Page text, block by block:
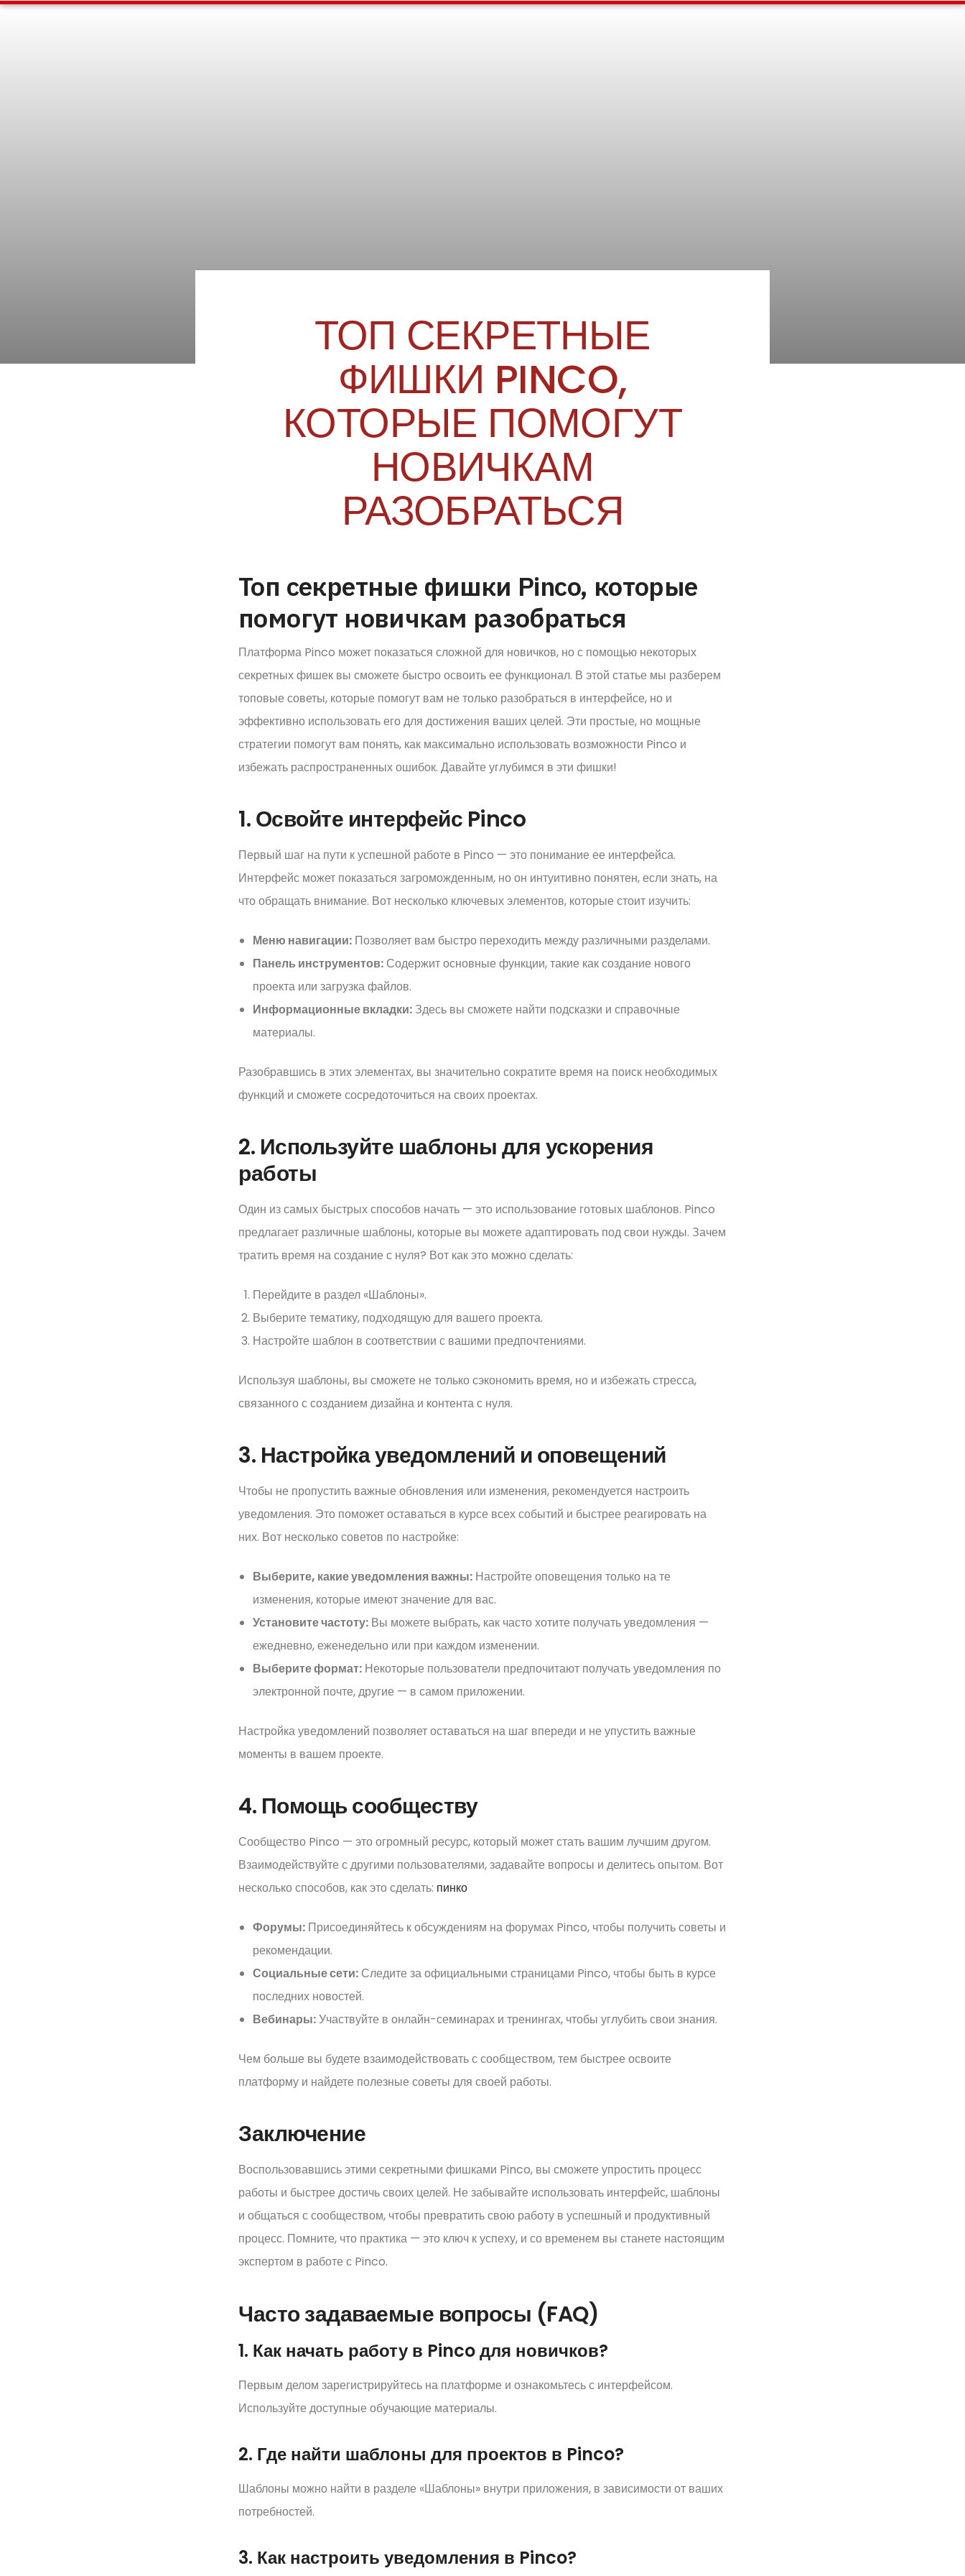
ТОП СЕКРЕТНЫЕ
ФИШКИ PINCO,
КОТОРЫЕ ПОМОГУТ
НОВИЧКАМ
РАЗОБРАТЬСЯ
Топ секретные фишки Pinco, которые
помогут новичкам разобраться
Платформа Pinco может показаться сложной для новичков, но с помощью некоторых
секретных фишек вы сможете быстро освоить ее функционал. В этой статье мы разберем
топовые советы, которые помогут вам не только разобраться в интерфейсе, но и
эффективно использовать его для достижения ваших целей. Эти простые, но мощные
стратегии помогут вам понять, как максимально использовать возможности Pinco и
избежать распространенных ошибок. Давайте углубимся в эти фишки!
1. Освойте интерфейс Pinco
Первый шаг на пути к успешной работе в Pinco — это понимание ее интерфейса.
Интерфейс может показаться загроможденным, но он интуитивно понятен, если знать, на
что обращать внимание. Вот несколько ключевых элементов, которые стоит изучить:
Меню навигации: Позволяет вам быстро переходить между различными разделами.
Панель инструментов: Содержит основные функции, такие как создание нового
проекта или загрузка файлов.
Информационные вкладки: Здесь вы сможете найти подсказки и справочные
материалы.
Разобравшись в этих элементах, вы значительно сократите время на поиск необходимых
функций и сможете сосредоточиться на своих проектах.
2. Используйте шаблоны для ускорения
работы
Один из самых быстрых способов начать — это использование готовых шаблонов. Pinco
предлагает различные шаблоны, которые вы можете адаптировать под свои нужды. Зачем
тратить время на создание с нуля? Вот как это можно сделать:
Перейдите в раздел «Шаблоны».
Выберите тематику, подходящую для вашего проекта.
Настройте шаблон в соответствии с вашими предпочтениями.
Используя шаблоны, вы сможете не только сэкономить время, но и избежать стресса,
связанного с созданием дизайна и контента с нуля.
3. Настройка уведомлений и оповещений
Чтобы не пропустить важные обновления или изменения, рекомендуется настроить
уведомления. Это поможет оставаться в курсе всех событий и быстрее реагировать на
них. Вот несколько советов по настройке:
Выберите, какие уведомления важны: Настройте оповещения только на те
изменения, которые имеют значение для вас.
Установите частоту: Вы можете выбрать, как часто хотите получать уведомления —
ежедневно, еженедельно или при каждом изменении.
Выберите формат: Некоторые пользователи предпочитают получать уведомления по
электронной почте, другие — в самом приложении.
Настройка уведомлений позволяет оставаться на шаг впереди и не упустить важные
моменты в вашем проекте.
4. Помощь сообществу
Сообщество Pinco — это огромный ресурс, который может стать вашим лучшим другом.
Взаимодействуйте с другими пользователями, задавайте вопросы и делитесь опытом. Вот
несколько способов, как это сделать: пинко
Форумы: Присоединяйтесь к обсуждениям на форумах Pinco, чтобы получить советы и
рекомендации.
Социальные сети: Следите за официальными страницами Pinco, чтобы быть в курсе
последних новостей.
Вебинары:Участвуйте в онлайн-семинарах и тренингах, чтобы углубить свои знания.
Чем больше вы будете взаимодействовать с сообществом, тем быстрее освоите
платформу и найдете полезные советы для своей работы.
Заключение
Воспользовавшись этими секретными фишками Pinco, вы сможете упростить процесс
работы и быстрее достичь своих целей. Не забывайте использовать интерфейс, шаблоны
и общаться с сообществом, чтобы превратить свою работу в успешный и продуктивный
процесс. Помните, что практика — это ключ к успеху, и со временем вы станете настоящим
экспертом в работе с Pinco.
Часто задаваемые вопросы (FAQ)
1. Как начать работу в Pinco для новичков?
Первым делом зарегистрируйтесь на платформе и ознакомьтесь с интерфейсом.
Используйте доступные обучающие материалы.
2. Где найти шаблоны для проектов в Pinco?
Шаблоны можно найти в разделе «Шаблоны» внутри приложения, в зависимости от ваших
потребностей.
3. Как настроить уведомления в Pinco?